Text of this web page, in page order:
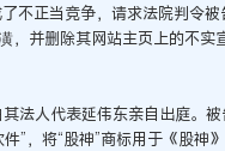
不正当竞争，请求法院判令
，并删除其网站主页上的不实
人代表延伟东亲自出庭。被
”，将“股神”商标用于《股